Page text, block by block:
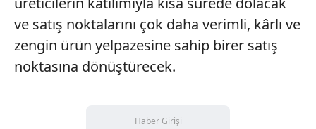
ve satış noktalarını çok daha verimli, kârlı ve
zengin ürün yelpazesine sahip birer satış
noktasına dönüştürecek.
Haber Girişi